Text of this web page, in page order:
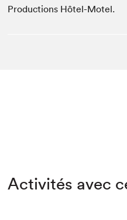
Productions Hôtel-Motel.
Activités avec